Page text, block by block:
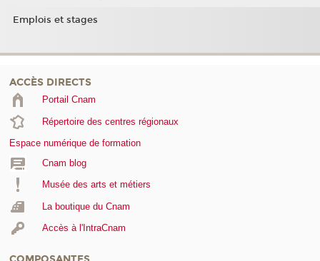
Emplois et stages
ACCÈS DIRECTS
Portail Cnam
Répertoire des centres régionaux
Espace numérique de formation
Cnam blog
Musée des arts et métiers
La boutique du Cnam
Accès à l'IntraCnam